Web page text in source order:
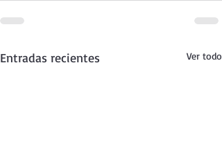
Entradas recientes Ver todo